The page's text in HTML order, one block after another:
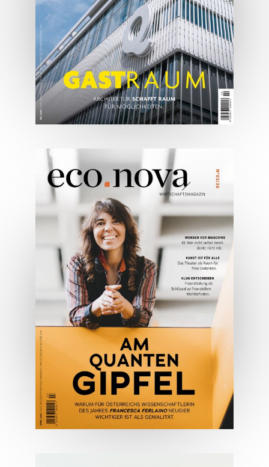
ONLINE LESEN
05/2026
Spezial: Architektur &
Lifestyle Mai 2026
JETZT BESTELLEN
ONLINE LESEN